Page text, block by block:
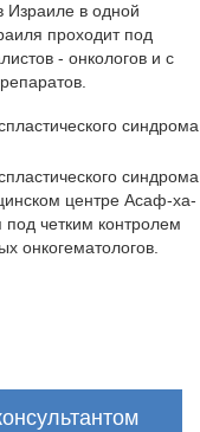
Израиле в одной
проходит под
- онкологов и с
синдрома
синдрома
центре Асаф-ха-
четким контролем
онкогематологов.